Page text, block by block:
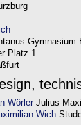
Gymnasium
Platz 1
Wörler Julius-
Wich